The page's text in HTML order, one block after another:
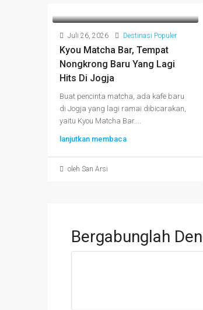
Juli 26, 2026 Destinasi Populer
Kyou Matcha Bar, Tempat
Nongkrong Baru Yang Lagi
Hits Di Jogja
Buat pencinta matcha, ada kafe baru
di Jogja yang lagi ramai dibicarakan,
yaitu Kyou Matcha Bar....
lanjutkan membaca
oleh San Arsi
Bergabunglah